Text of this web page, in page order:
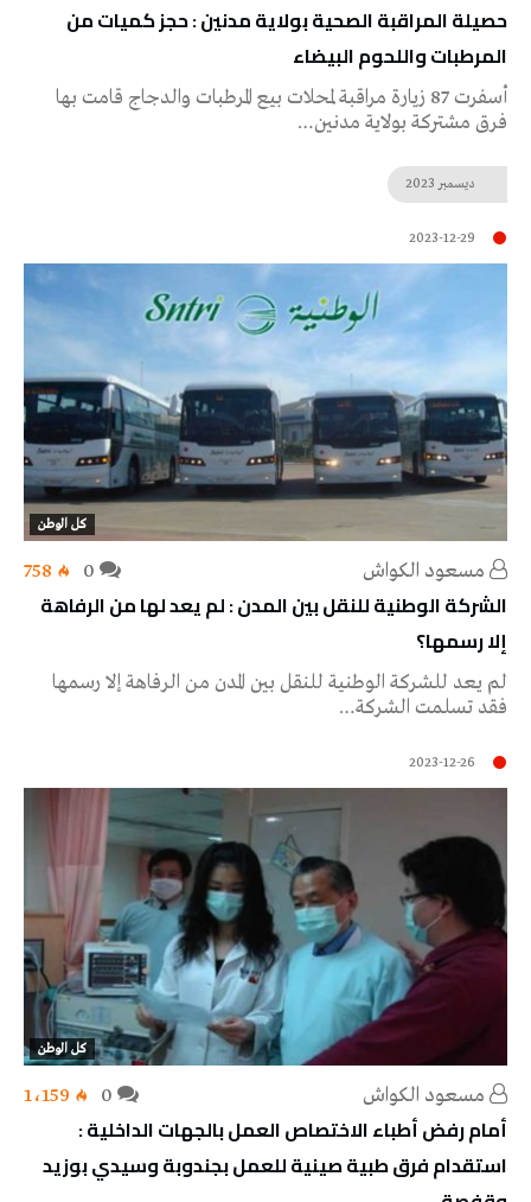
حصيلة المراقبة الصحية بولاية مدنين : حجز كميات من
المرطبات واللحوم البيضاء
أسفرت 87 زيارة مراقبة لمحلات بيع المرطبات والدجاج قامت بها
فرق مشتركة بولاية مدنين…
ديسمبر 2023
2023-12-29
كل الوطن
مسعود الكواش 758
الشركة الوطنية للنقل بين المدن : لم يعد لها من الرفاهة
إلا رسمها؟
لم يعد للشركة الوطنية للنقل بين المدن من الرفاهة إلا رسمها
فقد تسلمت الشركة…
2023-12-26
كل الوطن
مسعود الكواش 1٬159
أمام رفض أطباء الاختصاص العمل بالجهات الداخلية :
استقدام فرق طبية صينية للعمل بجندوبة وسيدي بوزيد